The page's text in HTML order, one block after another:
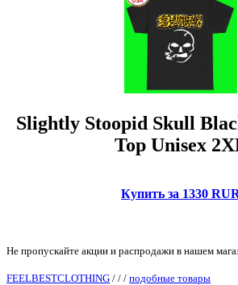
Slightly Stoopid Skull
Top Unisex
Купить за 1330
Не пропускайте акции и распродажи в нашем
FEELBESTCLOTHING / / / подобные товары